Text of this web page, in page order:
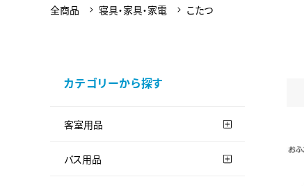
全商品 寝具・家具・家電 こたつ
カテゴリーから探す
客室用品
バス用品